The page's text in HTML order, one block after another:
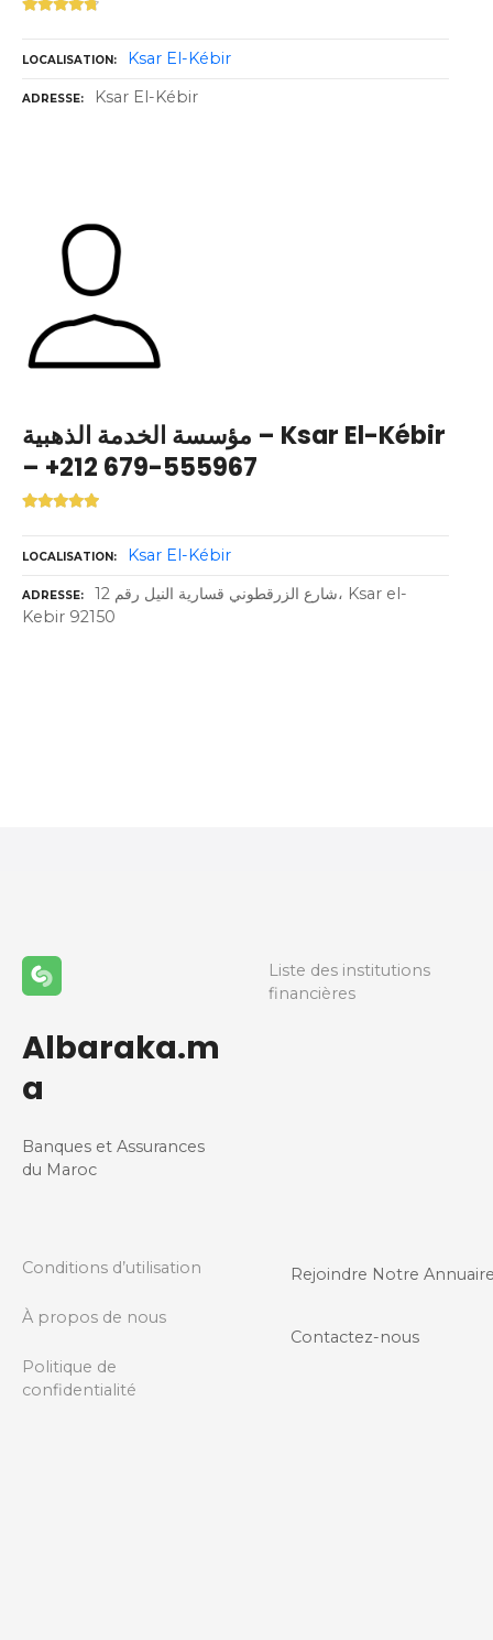
LOCALISATION Ksar El-Kébir
ADRESSE Ksar El-Kébir
مؤسسة الخدمة الذهبية – Ksar El-Kébir
– +212 679-555967
LOCALISATION Ksar El-Kébir
ADRESSE
شارع الزرقطوني قسارية النيل رقم 12، Ksar el-
Kebir 92150
a
t
i
n
e
s
e
Albaraka.m
a
Banques et Assurances
du Maroc
Liste des institutions
financières
Conditions d’utilisation
À propos de nous
Politique de
confidentialité
Rejoindre Notre
Contactez-nous